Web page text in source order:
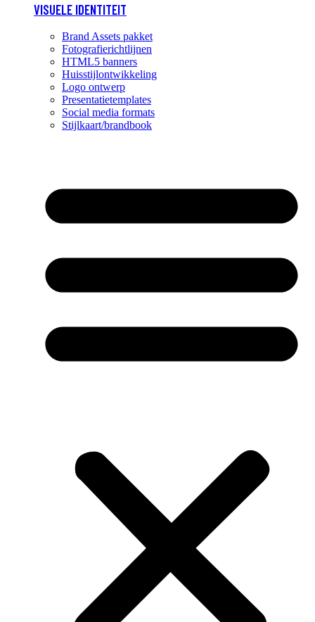
VISUELE IDENTITEIT
Brand Assets pakket
Fotografierichtlijnen
HTML5 banners
Huisstijlontwikkeling
Logo ontwerp
Presentatietemplates
Social media formats
Stijlkaart/brandbook